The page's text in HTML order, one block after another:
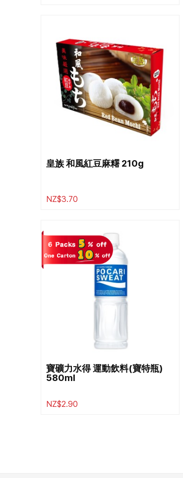
皇族 和風紅豆麻糬 210g
NZ$3.70
寶礦力水得 運動飲料(寶特瓶)
580ml
NZ$2.90